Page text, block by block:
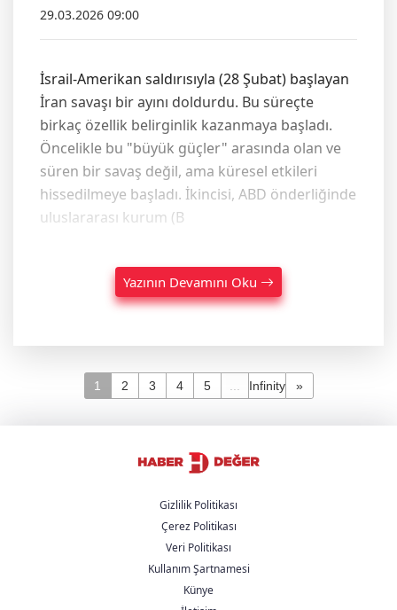
29.03.2026 09:00
İsrail-Amerikan saldırısıyla (28 Şubat) başlayan
İran savaşı bir ayını doldurdu. Bu süreçte
birkaç özellik belirginlik kazanmaya başladı.
Öncelikle bu "büyük güçler" arasında olan ve
süren bir savaş değil, ama küresel etkileri
hissedilmeye başladı. İkincisi, ABD önderliğinde
uluslararası kurum (B
Yazının Devamını Oku
1 2 3 4 5 Infinity »
Gizlilik Politikası
Çerez Politikası
Veri Politikası
Kullanım Şartnamesi
Künye